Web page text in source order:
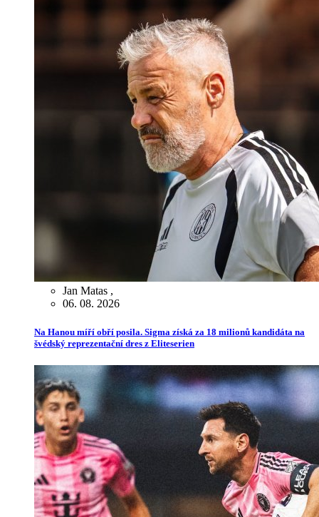
Jan Matas ,
06. 08. 2026
Na Hanou míří obří posila. Sigma získá za 18 milionů kandidáta na
švédský reprezentační dres z Eliteserien